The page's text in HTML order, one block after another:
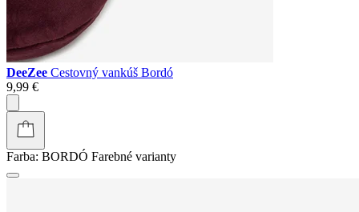
DeeZee Cestovný vankúš Bordó
9,99 €
Farba: BORDÓ Farebné varianty